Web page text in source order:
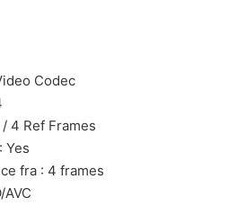
Codec
4 Ref Frames
Yes
fra : 4 frames
AVC